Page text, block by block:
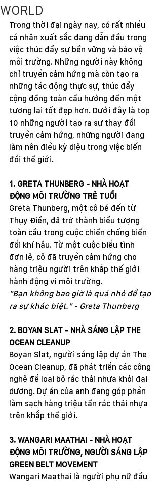
WORLD
Trong thời đại ngày nay, có rất nhiều
cá nhân xuất sắc đang dẫn đầu trong
việc thúc đẩy sự bền vững và bảo vệ
môi trường. Những người này không
chỉ truyền cảm hứng mà còn tạo ra
những tác động thực sự, thúc đẩy
cộng đồng toàn cầu hướng đến một
tương lai tốt đẹp hơn. Dưới đây là top
10 những người tạo ra sự thay đổi
truyền cảm hứng, những người đang
làm nên điều kỳ diệu trong việc biến
đổi thế giới.
1. GRETA THUNBERG - NHÀ HOẠT
ĐỘNG MÔI TRƯỜNG TRẺ TUỔI
Greta Thunberg, một cô bé đến từ
Thụy Điển, đã trở thành biểu tượng
toàn cầu trong cuộc chiến chống biến
đổi khí hậu. Từ một cuộc biểu tình
đơn lẻ, cô đã truyền cảm hứng cho
hàng triệu người trên khắp thế giới
hành động vì môi trường.
"Bạn không bao giờ là quá nhỏ để tạo
ra sự khác biệt." - Greta Thunberg
2. BOYAN SLAT - NHÀ SÁNG LẬP THE
OCEAN CLEANUP
Boyan Slat, người sáng lập dự án The
Ocean Cleanup, đã phát triển các công
nghệ để loại bỏ rác thải nhựa khỏi đại
dương. Dự án của anh đang góp phần
làm sạch hàng triệu tấn rác thải nhựa
trên khắp thế giới.
3. WANGARI MAATHAI - NHÀ HOẠT
ĐỘNG MÔI TRƯỜNG, NGƯỜI SÁNG LẬP
GREEN BELT MOVEMENT
Wangari Maathai là người phụ nữ đầu